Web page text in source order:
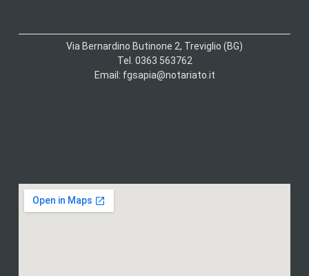
Via Bernardino Butinone 2, Treviglio (BG)
Tel. 0363 563762
Email: fgsapia@notariato.it